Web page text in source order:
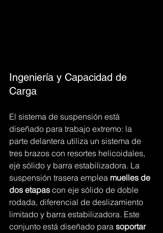
Ingeniería y Capacidad de
Carga
El sistema de suspensión está
diseñado para trabajo extremo: la
parte delantera utiliza un sistema de
tres brazos con resortes helicoidales,
eje sólido y barra estabilizadora. La
suspensión trasera emplea muelles de
dos etapas con eje sólido de doble
rodada, diferencial de deslizamiento
limitado y barra estabilizadora. Este
conjunto está diseñado para soportar